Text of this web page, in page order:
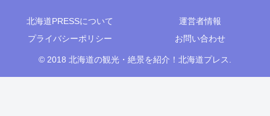
北海道PRESSについて
運営者情報
プライバシーポリシー
お問い合わせ
© 2018 北海道の観光・絶景を紹介！北海道プレス.